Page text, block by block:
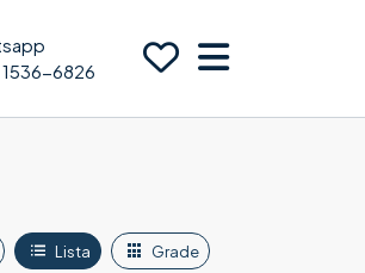
1536-6826
Lista Grade